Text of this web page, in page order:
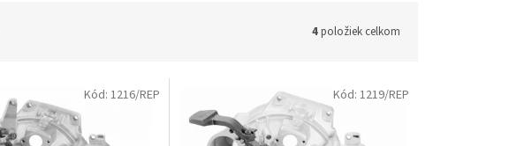
4položiek celkom
Kód: 1216/REP Kód: 1219/REP